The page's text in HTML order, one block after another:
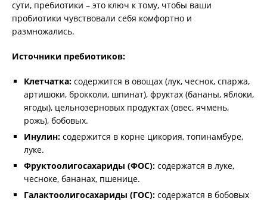
сути, пребиотики – это ключ к тому, чтобы ваши
пробиотики чувствовали себя комфортно и
размножались.
Источники пребиотиков:
Клетчатка: содержится в овощах (лук, чеснок, спаржа,
артишоки, брокколи, шпинат), фруктах (бананы, яблоки,
ягоды), цельнозерновых продуктах (овес, ячмень,
рожь), бобовых.
Инулин: содержится в корне цикория, топинамбуре,
луке.
Фруктоолигосахариды (ФОС): содержатся в луке,
чесноке, бананах, пшенице.
Галактоолигосахариды (ГОС): содержатся в бобовых